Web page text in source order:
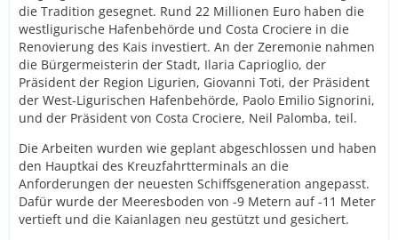
die Tradition gesegnet. Rund 22 Millionen Euro haben die
westligurische Hafenbehörde und Costa Crociere in die
Renovierung des Kais investiert. An der Zeremonie nahmen
die Bürgermeisterin der Stadt, Ilaria Caprioglio, der
Präsident der Region Ligurien, Giovanni Toti, der Präsident
der West-Ligurischen Hafenbehörde, Paolo Emilio Signorini,
und der Präsident von Costa Crociere, Neil Palomba, teil.
Die Arbeiten wurden wie geplant abgeschlossen und haben
den Hauptkai des Kreuzfahrtterminals an die
Anforderungen der neuesten Schiffsgeneration angepasst.
Dafür wurde der Meeresboden von -9 Metern auf -11 Meter
vertieft und die Kaianlagen neu gestützt und gesichert.